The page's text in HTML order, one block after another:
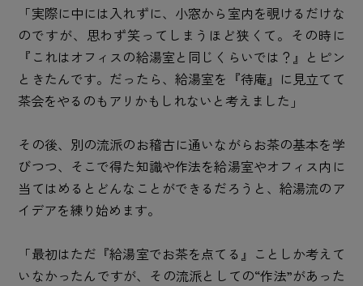
「実際に中には入れずに、小窓から室内を覗けるだけな
のですが、思わず笑ってしまうほど狭くて。その時に
『これはオフィスの給湯室と同じくらいでは？』とピン
ときたんです。だったら、給湯室を『待庵』に見立てて
茶会をやるのもアリかもしれないと考えました」
その後、別の流派のお稽古に通いながらお茶の基本を学
びつつ、そこで得た知識や作法を給湯室やオフィス内に
当てはめるとどんなことができるだろうと、給湯流のア
イデアを練り始めます。
「最初はただ『給湯室でお茶を点てる』ことしか考えて
いなかったんですが、その流派としての“作法”があった